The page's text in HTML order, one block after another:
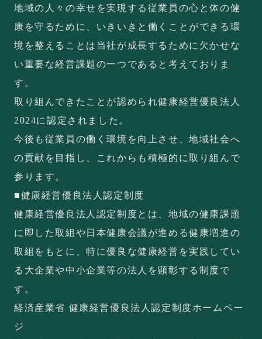
地域の人々の幸せを実現する従業員の心と体の健
康を守るために、いきいきと働くことができる環
境を整えることは当社が成長するために欠かせな
い重要な経営課題の一つであると考えておりま
す。
取り組んできたことが認められ健康経営優良法人
2024に認定されました。
今後も従業員の働く環境を向上させ、地域社会へ
の貢献を目指し、これからも積極的に取り組んで
参ります。
■健康経営優良法人認定制度
健康経営優良法人認定制度とは、地域の健康課題
に即した取組や日本健康会議が進める健康増進の
取組をもとに、特に優良な健康経営を実践してい
る大企業や中小企業等の法人を顕彰する制度で
す。
経済産業省 健康経営優良法人認定制度ホームペー
ジ